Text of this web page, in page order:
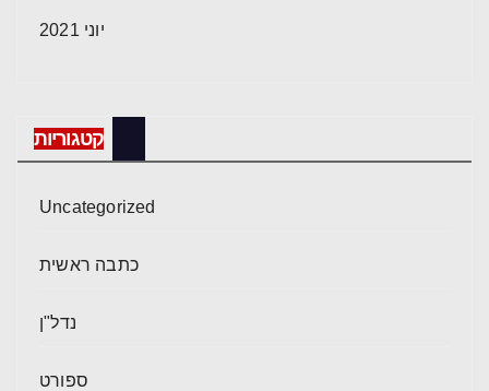
יוני 2021
קטגוריות
Uncategorized
כתבה ראשית
נדל"ן
ספורט